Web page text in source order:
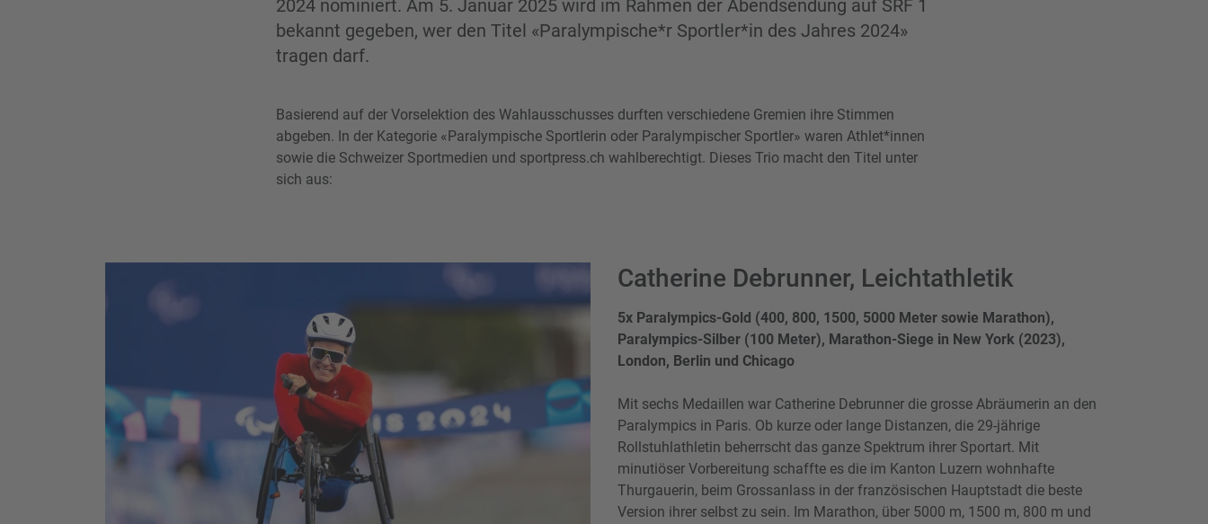
2024 nominiert. Am 5. Januar 2025 wird im Rahmen der Abendsendung auf SRF 1
bekannt gegeben, wer den Titel «Paralympische*r Sportler*in des Jahres 2024»
tragen darf.
Basierend auf der Vorselektion des Wahlausschusses durften verschiedene Gremien ihre Stimmen
abgeben. In der Kategorie «Paralympische Sportlerin oder Paralympischer Sportler» waren Athlet*innen
sowie die Schweizer Sportmedien und sportpress.ch wahlberechtigt. Dieses Trio macht den Titel unter
sich aus:
Catherine Debrunner, Leichtathletik
5x Paralympics-Gold (400, 800, 1500, 5000 Meter sowie Marathon),
Paralympics-Silber (100 Meter), Marathon-Siege in New York (2023),
London, Berlin und Chicago
Mit sechs Medaillen war Catherine Debrunner die grosse Abräumerin an den
Paralympics in Paris. Ob kurze oder lange Distanzen, die 29-jährige
Rollstuhlathletin beherrscht das ganze Spektrum ihrer Sportart. Mit
minutiöser Vorbereitung schaffte es die im Kanton Luzern wohnhafte
Thurgauerin, beim Grossanlass in der französischen Hauptstadt die beste
Version ihrer selbst zu sein. Im Marathon, über 5000 m, 1500 m, 800 m und